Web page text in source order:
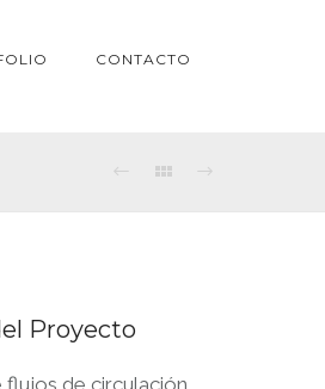
CONTACTO
Proyecto
flujos de circulación